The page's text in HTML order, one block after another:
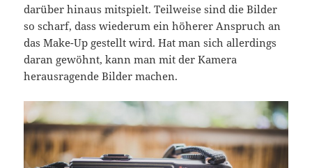
darüber hinaus mitspielt. Teilweise sind die Bilder
so scharf, dass wiederum ein höherer Anspruch an
das Make-Up gestellt wird. Hat man sich allerdings
daran gewöhnt, kann man mit der Kamera
herausragende Bilder machen.